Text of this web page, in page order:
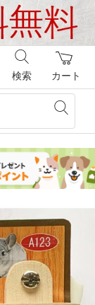
カート
検索